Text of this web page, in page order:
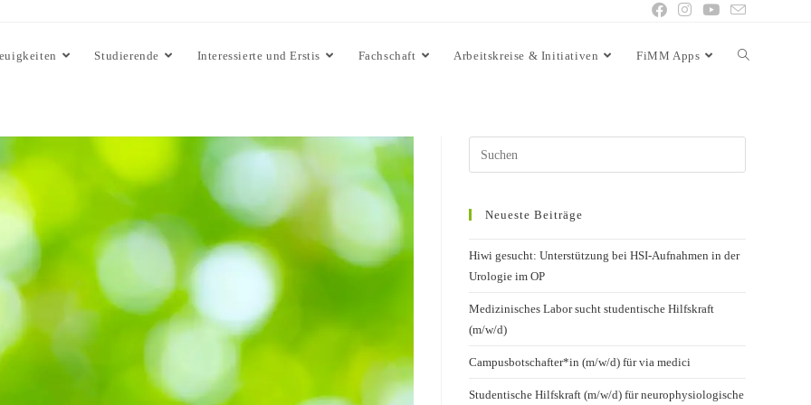
Studierende Interessierte und Erstis Fachschaft Arbeitskreise & Initiativen FiMM Apps
Neueste Beiträge
Hiwi gesucht: Unterstützung bei HSI-Aufnahmen in der
Urologie im OP
Medizinisches Labor sucht studentische Hilfskraft
(m/w/d)
Campusbotschafter*in (m/w/d) für via medici
Studentische Hilfskraft (m/w/d) für neurophysiologische